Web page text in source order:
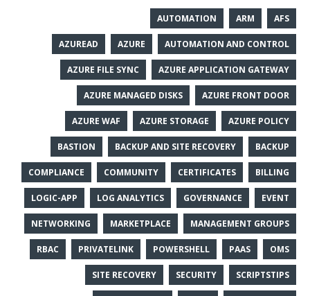
AFS
ARM
AUTOMATION
AUTOMATION AND CONTROL
AZURE
AZUREAD
AZURE APPLICATION GATEWAY
AZURE FILE SYNC
AZURE FRONT DOOR
AZURE MANAGED DISKS
AZURE POLICY
AZURE STORAGE
AZURE WAF
BACKUP
BACKUP AND SITE RECOVERY
BASTION
BILLING
CERTIFICATES
COMMUNITY
COMPLIANCE
EVENT
GOVERNANCE
LOG ANALYTICS
LOGIC-APP
MANAGEMENT GROUPS
MARKETPLACE
NETWORKING
OMS
PAAS
POWERSHELL
PRIVATELINK
RBAC
SCRIPTSTIPS
SECURITY
SITE RECOVERY